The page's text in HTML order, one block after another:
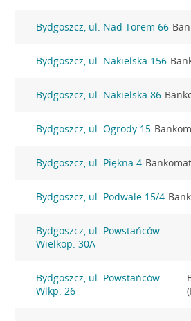
Bydgoszcz, ul. Nad Torem 66
Bydgoszcz, ul. Nakielska 156
Bydgoszcz, ul. Nakielska 86
Bydgoszcz, ul. Ogrody 15
Bydgoszcz, ul. Piękna 4
Bydgoszcz, ul. Podwale 15/4
Bydgoszcz, ul. Powstańców
Wielkop. 30A
Bydgoszcz, ul. Powstańców
Wlkp. 26